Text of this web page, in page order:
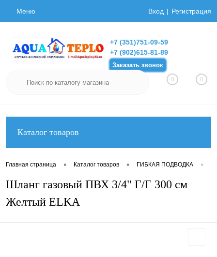
Меню Вход Регистрация
+7 (351)751-09-59
+7 (902)615-81-89
Заказать звонок
0 0
Каталог товаров
Главная страница • Каталог товаров • ГИБКАЯ ПОДВОДКА •
Шланг газовый ПВХ 3/4" Г/Г 300 см
Желтый ELKA